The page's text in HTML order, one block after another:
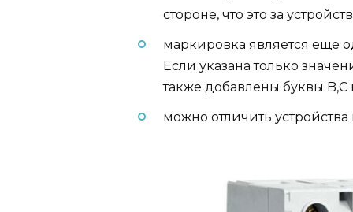
стороне, что это за
маркировка является еще
Если указана только
также добавлены буквы B,C
можно отличить